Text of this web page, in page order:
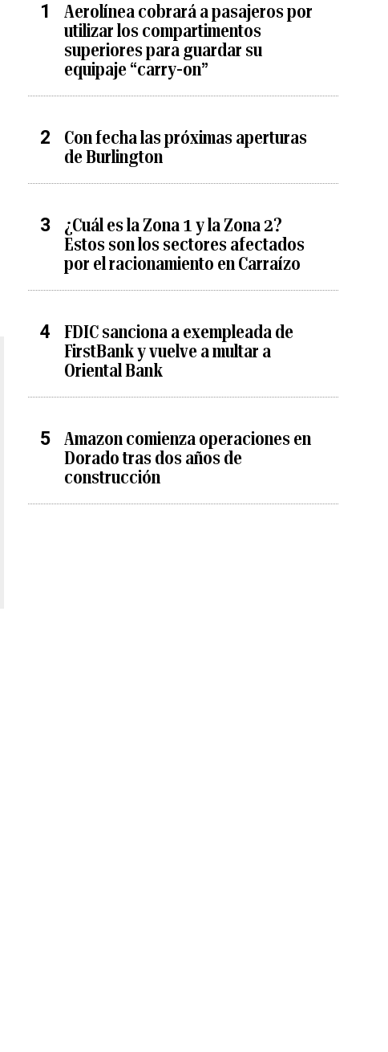
Aerolínea cobrará a pasajeros por
utilizar los compartimentos
superiores para guardar su
equipaje “carry-on”
Con fecha las próximas aperturas
de Burlington
¿Cuál es la Zona 1 y la Zona 2?
Estos son los sectores afectados
por el racionamiento en Carraízo
FDIC sanciona a exempleada de
FirstBank y vuelve a multar a
Oriental Bank
Amazon comienza operaciones en
Dorado tras dos años de
construcción